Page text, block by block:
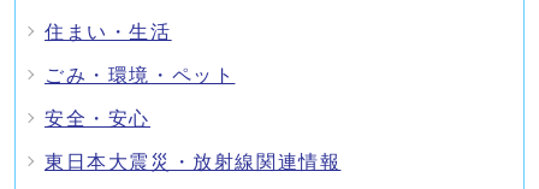
住まい・生活
ごみ・環境・ペット
安全・安心
東日本大震災・放射線関連情報